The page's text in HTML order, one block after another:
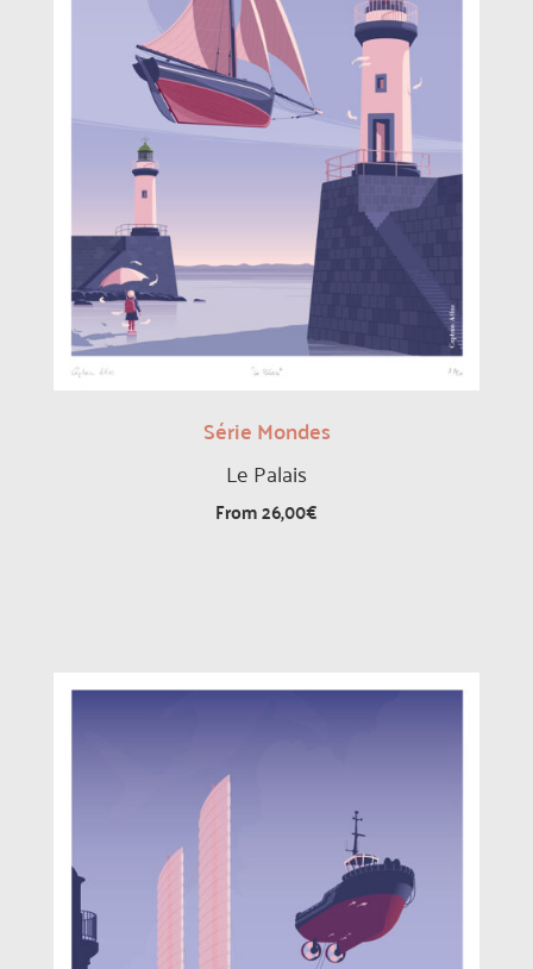
Série Mondes
Le Palais
From26,00€